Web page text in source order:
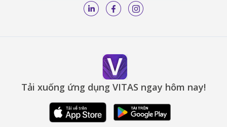
Tải xuống ứng dụng VITAS ngay hôm nay!